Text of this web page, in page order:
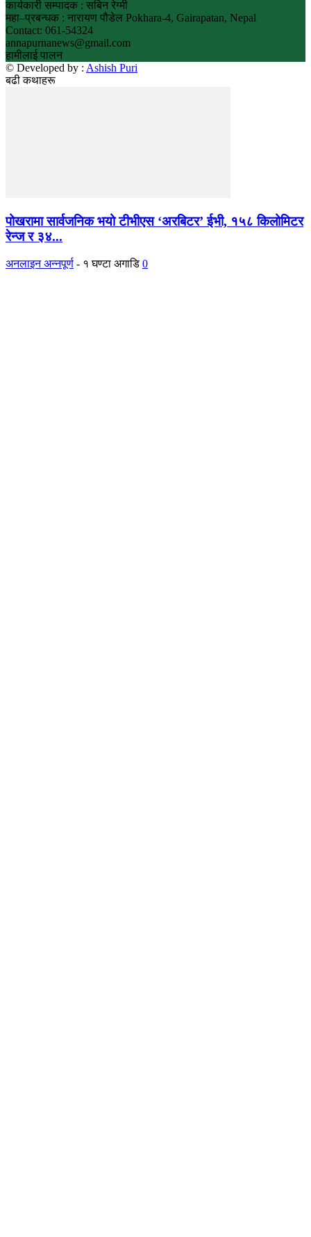
कार्यकारी सम्पादक : सबिन रेग्मी
महा–प्रबन्धक : नारायण पौडेल Pokhara-4, Gairapatan, Nepal
Contact: 061-54324
annapurnanews@gmail.com
हामीलाई पालन
© Developed by : Ashish Puri
बढी कथाहरू
पोखरामा सार्वजनिक भयो टीभीएस ‘अरबिटर’ ईभी, १५८ किलोमिटर
रेन्ज र ३४...
अनलाइन अन्नपूर्ण - १ घण्टा अगाडि 0